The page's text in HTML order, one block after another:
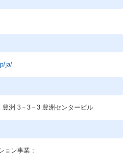
ja/
洲 3－3－3 豊洲センタービル
ョン事業：